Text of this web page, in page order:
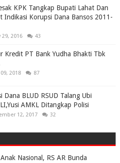
KPK Tangkap Bupati Lahat Dan
Indikasi Korupsi Dana Bansos 2011-
29, 2016 43
Kredit PT Bank Yudha Bhakti Tbk
2018 87
Dana BLUD RSUD Talang Ubi
AMKL Ditangkap Polisi
12, 2017 32
Nasional, RS AR Bunda